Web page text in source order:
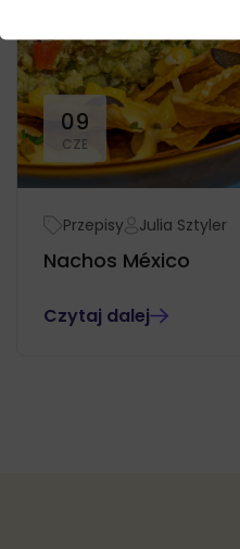
09
CZE
Przepisy Julia Sztyler
Nachos México
Czytaj dalej